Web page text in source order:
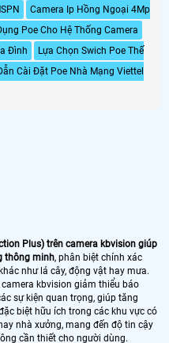
Camera Ip Hồng Ngoại 4Mp
Poe Cho Hệ Thống Camera
Đình
Lựa Chọn Swich Poe Thế
Cài Đặt Poe Nhà Mạng Viettel
Plus) trên camera kbvision giúp
thông minh, phân biệt chính xác
như lá cây, động vật hay mưa.
kbvision giảm thiểu báo
sự kiện quan trọng, giúp tăng
biệt hữu ích trong các khu vực có
nhà xưởng, mang đến độ tin cậy
cần thiết cho người dùng.